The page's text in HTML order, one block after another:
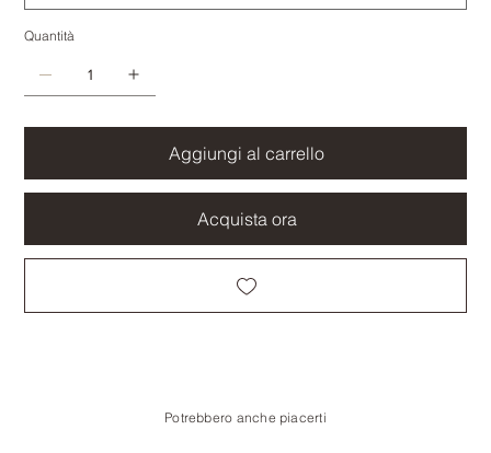
Quantità
Aggiungi al carrello
Acquista ora
Potrebbero anche piacerti